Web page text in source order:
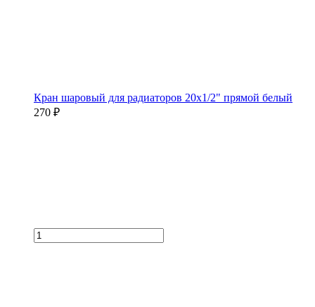
Кран шаровый для радиаторов 20х1/2" прямой белый
270 ₽